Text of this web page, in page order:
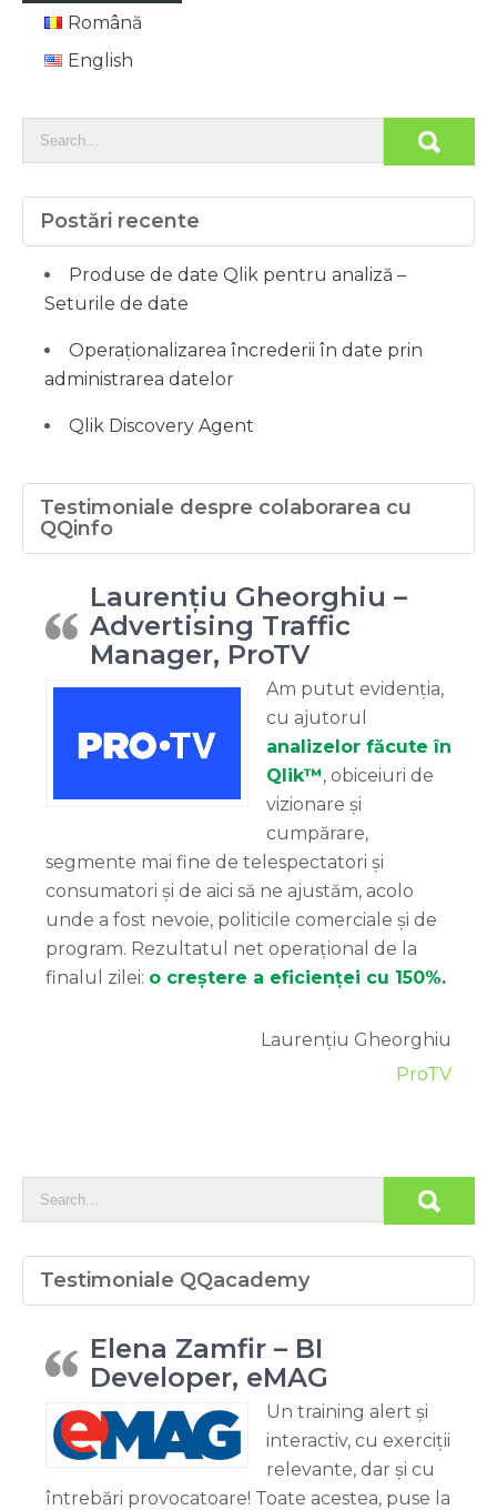
Română
English
Postări recente
Produse de date Qlik pentru analiză –
Seturile de date
Operaționalizarea încrederii în date prin
administrarea datelor
Qlik Discovery Agent
Testimoniale despre colaborarea cu
QQinfo
Laurențiu Gheorghiu –
Advertising Traffic
Manager, ProTV
Am putut evidenția,
cu ajutorul
analizelor făcute în
Qlik™, obiceiuri de
vizionare și
cumpărare,
segmente mai fine de telespectatori și
consumatori și de aici să ne ajustăm, acolo
unde a fost nevoie, politicile comerciale și de
program. Rezultatul net operațional de la
finalul zilei: o creștere a eficienței cu 150%.
Laurențiu Gheorghiu
ProTV
Testimoniale QQacademy
Elena Zamfir – BI
Developer, eMAG
Un training alert și
interactiv, cu exerciții
relevante, dar și cu
întrebări provocatoare! Toate acestea, puse la